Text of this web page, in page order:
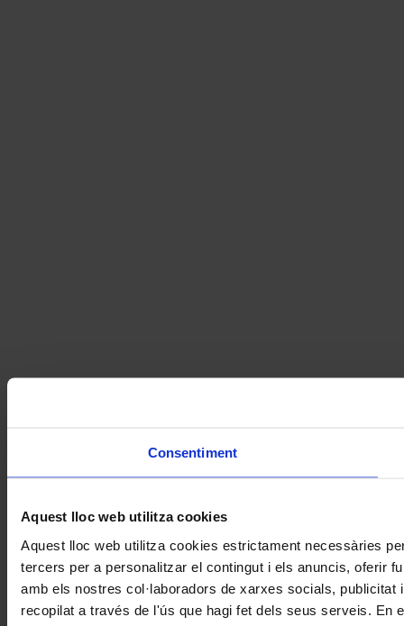
Consentiment
Aquest lloc web utilitza cookies
Aquest lloc web utilitza cookies estrictament necessàries
tercers per a personalitzar el contingut i els anuncis, oferir
amb els nostres col·laboradors de xarxes socials,
recopilat a través de l'ús que hagi fet dels seus serveis. En